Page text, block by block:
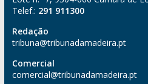
Telef.: 291 911300
Redação
tribuna@tribunadamadeira.pt
Comercial
comercial@tribunadamadeira.pt